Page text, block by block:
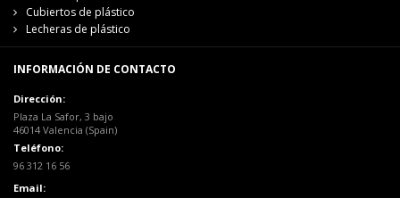
Cubiertos de plástico
Lecheras de plástico
INFORMACIÓN DE CONTACTO
Dirección:
Plaza La Safor, 3 bajo
46014 Valencia (Spain)
Teléfono:
96 312 16 56
Email: